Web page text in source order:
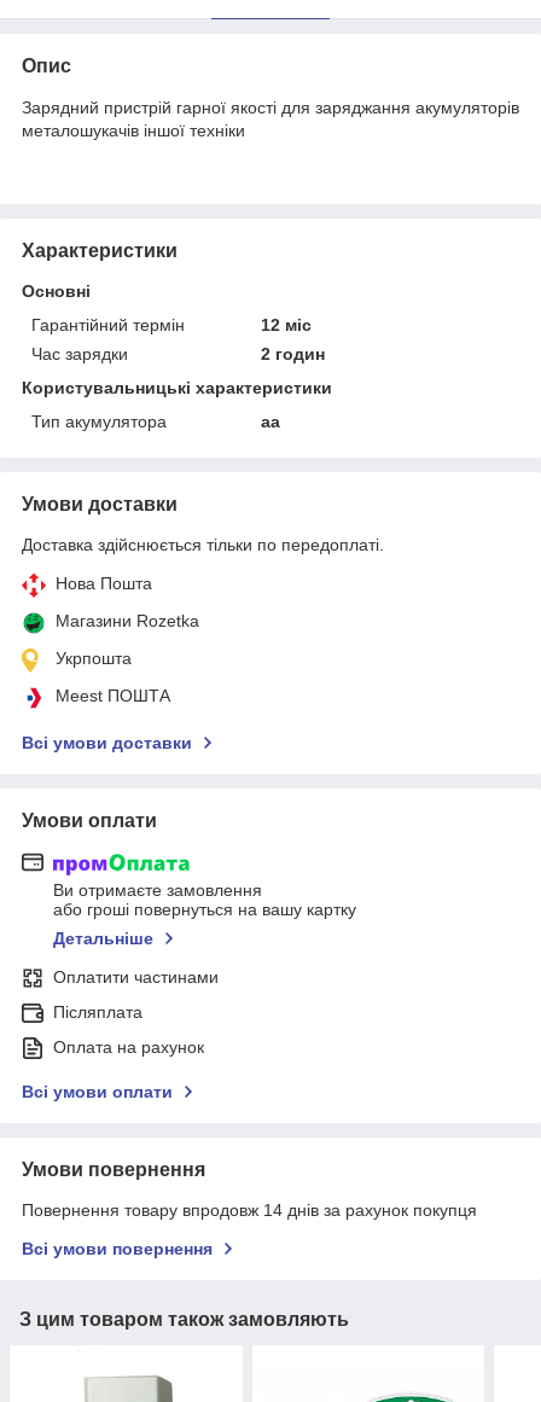
Опис
Зарядний пристрій гарної якості для заряджання акумуляторів
металошукачів іншої техніки
Характеристики
Основні
Гарантійний термін
12 міс
Час зарядки
2 годин
Користувальницькі характеристики
Тип акумулятора
aa
Умови доставки
Доставка здійснюється тільки по передоплаті.
Нова Пошта
Магазини Rozetka
Укрпошта
Meest ПОШТА
Всі умови доставки
Умови оплати
Ви отримаєте замовлення
або гроші повернуться на вашу картку
Детальніше
Оплатити частинами
Післяплата
Оплата на рахунок
Всі умови оплати
Умови повернення
Повернення товару впродовж 14 днів за рахунок покупця
Всі умови повернення
З цим товаром також замовляють